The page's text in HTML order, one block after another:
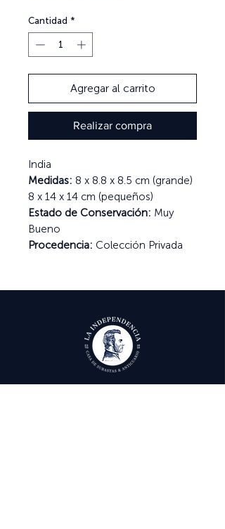
Cantidad *
Agregar al carrito
Realizar compra
India
Medidas: 8 x 8.8 x 8.5 cm (grande)
8 x 14 x 14 cm (pequeños)
Estado de Conservación: Muy
Bueno
Procedencia: Colección Privada